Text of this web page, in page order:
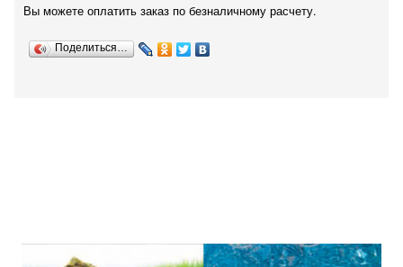
Вы можете оплатить заказ по безналичному расчету.
Поделиться…